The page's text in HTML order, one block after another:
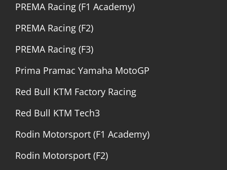
PREMA Racing (F1 Academy)
PREMA Racing (F2)
PREMA Racing (F3)
Prima Pramac Yamaha MotoGP
Red Bull KTM Factory Racing
Red Bull KTM Tech3
Rodin Motorsport (F1 Academy)
Rodin Motorsport (F2)